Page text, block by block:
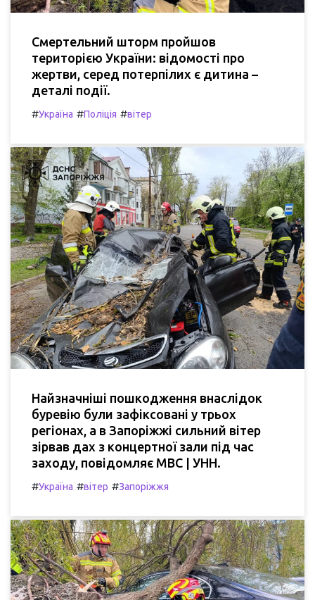
Смертельний шторм пройшов
територією України: відомості про
жертви, серед потерпілих є дитина –
деталі події.
#Україна #Поліція #вітер
Найзначніші пошкодження внаслідок
буревію були зафіксовані у трьох
регіонах, а в Запоріжжі сильний вітер
зірвав дах з концертної зали під час
заходу, повідомляє МВС | УНН.
#Україна #вітер #Запоріжжя